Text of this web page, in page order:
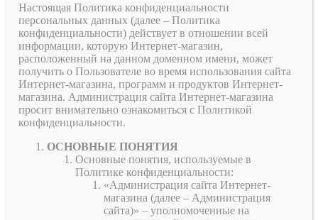
Настоящая Политика конфиденциальности
персональных данных (далее – Политика
конфиденциальности) действует в отношении всей
информации, которую Интернет-магазин,
расположенный на данном доменном имени, может
получить о Пользователе во время использования сайта
Интернет-магазина, программ и продуктов Интернет-
магазина. Администрация сайта Интернет-магазина
просит внимательно ознакомиться с Политикой
конфиденциальности.
ОСНОВНЫЕ ПОНЯТИЯ
Основные понятия, используемые в
Политике конфиденциальности:
«Администрация сайта Интернет-
магазина (далее – Администрация
сайта)» – уполномоченные на